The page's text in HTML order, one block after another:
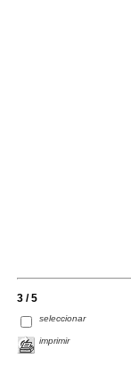
3 / 5
seleccionar
imprimir